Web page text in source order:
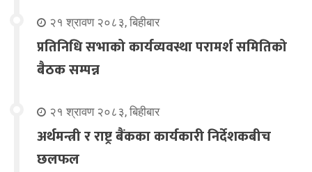
२१ श्रावण २०८३, बिहीबार
प्रतिनिधि सभाको कार्यव्यवस्था परामर्श समितिको
बैठक सम्पन्न
२१ श्रावण २०८३, बिहीबार
अर्थमन्त्री र राष्ट्र बैंकका कार्यकारी निर्देशकबीच
छलफल